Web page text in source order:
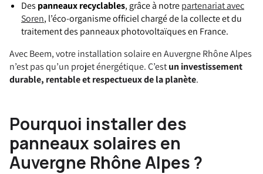
Des panneaux recyclables, grâce à notrepartenariat avec
Soren, l’éco-organisme officiel chargé de la collecte et du
traitement des panneaux photovoltaïques en France.
Avec Beem, votre installation solaire en Auvergne Rhône Alpes
n’est pas qu’un projet énergétique. C’estun investissement
durable, rentable et respectueux de la planète.
Pourquoi installer des
panneaux solaires en
Auvergne Rhône Alpes ?